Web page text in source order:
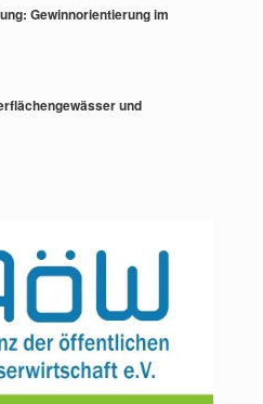
Gewinnorientierung im
und